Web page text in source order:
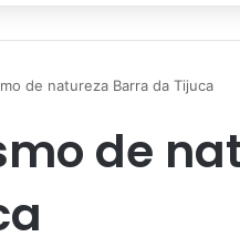
de natureza Barra da Tijuca
de